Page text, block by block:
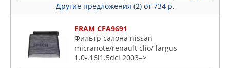
Другие предложения (2) от 734 р.
FRAM CFA9691
Фильтр салона nissan
micranote/renault clio/ largus
1.0-.16l1.5dci 2003=>